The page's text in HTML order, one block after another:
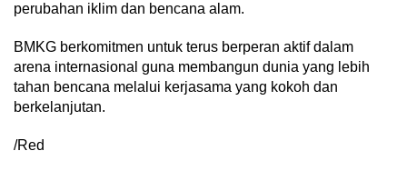
perubahan iklim dan bencana alam.
BMKG berkomitmen untuk terus berperan aktif dalam
arena internasional guna membangun dunia yang lebih
tahan bencana melalui kerjasama yang kokoh dan
berkelanjutan.
/Red